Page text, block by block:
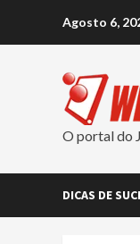
Agosto 6,
O portal do
DICAS DE